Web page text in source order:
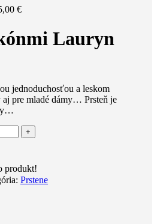
€
Lauryn
jednoduchosťou a leskom
pre mladé dámy… Prsteň je
produkt!
Prstene